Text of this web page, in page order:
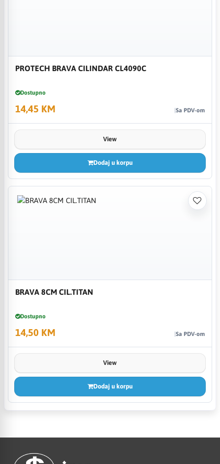
PROTECH BRAVA CILINDAR CL4090C
Dostupno
14,45 KM Sa PDV-om
View
Dodaj u korpu
BRAVA 8CM CIL.TITAN
Dostupno
14,50 KM Sa PDV-om
View
Dodaj u korpu